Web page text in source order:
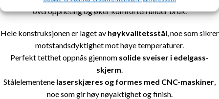
overoppheting og øker komforten under bruk.
Hele konstruksjonen er laget av høykvalitetsstål , noe som sikrer
motstandsdyktighet mot høye temperaturer.
Perfekt tetthet oppnås gjennom solide sveiser i edelgass-
skjerm
Stålelementene laserskjæres og formes med CNC-maskiner
noe som gir høy nøyaktighet og finish.